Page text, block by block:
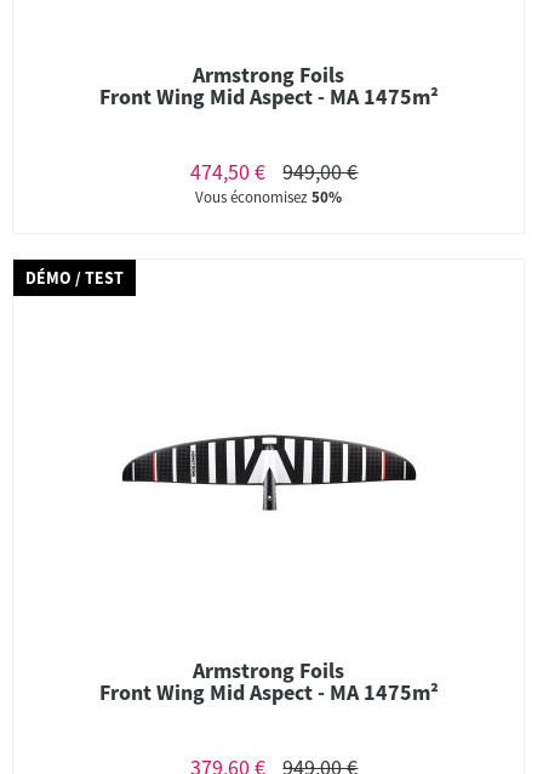
Armstrong Foils
Front Wing Mid Aspect - MA 1475m²
474,50 € 949,00 €
Vous économisez50%
DÉMO / TEST
Armstrong Foils
Front Wing Mid Aspect - MA 1475m²
379,60 € 949,00 €